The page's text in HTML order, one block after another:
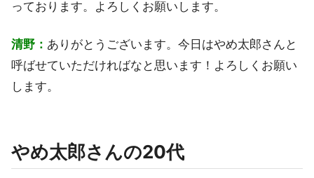
っております。よろしくお願いします。
清野： ありがとうございます。今日はやめ太郎さんと
呼ばせていただければなと思います！よろしくお願い
します。
やめ太郎さんの20代